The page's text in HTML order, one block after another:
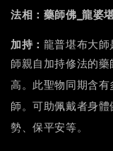
法相：藥師佛_龍婆
加持： 龍普堪布大
師親自加持修法的
高 。此聖物同期含
師。可助佩戴者身
勢、保平安等。